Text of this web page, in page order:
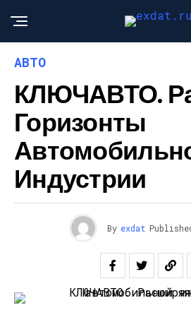
АВТО
КЛЮЧАВТО.
Горизонты
Индустрии
By exdat